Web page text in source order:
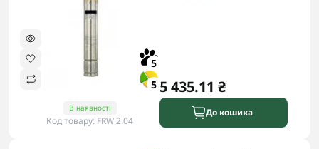
5
5
В наявності
Код товару: FRW 2.04
5 435.11 ₴
До кошика